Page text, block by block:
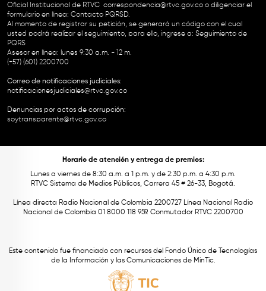
Oficial Institucional de RTVC correspondencia@rtvc.gov.co o diligenciar el
formulario en línea: Contacto PQRSD.
Al momento de registrar su petición, se generará un código con el cual
usted podrá realizar el seguimiento, para ello, ingrese a: Seguimiento de
PQRS
Asesor en línea: lunes 9:30 a.m. - 12 m.
(+57) (601) 2200700
Correo de notificaciones judiciales:
notificacionesjudiciales@rtvc.gov.co
Denuncias por actos de corrupción:
soytransparente@rtvc.gov.co
Horario de atención y entrega de premios:
Lunes a viernes de 8:30 a.m. a 1 p.m. y de 2:30 p.m. a 4:30 p.m.
RTVC Sistema de Medios Públicos, Carrera 45 # 26-33, Bogotá.
Línea directa Radio Nacional de Colombia 2200727 Línea Nacional Radio
Nacional de Colombia 01 8000 118 959. Conmutador RTVC 2200700
Este contenido fue financiado con recursos del Fondo Único de Tecnologías
de la Información y las Comunicaciones de MinTic.